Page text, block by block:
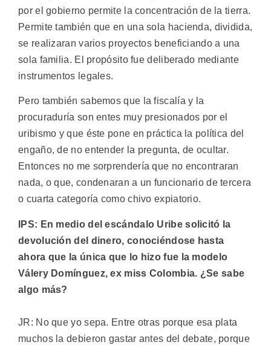
por el gobierno permite la concentración de la tierra.
Permite también que en una sola hacienda, dividida,
se realizaran varios proyectos beneficiando a una
sola familia. El propósito fue deliberado mediante
instrumentos legales.
Pero también sabemos que la fiscalía y la
procuraduría son entes muy presionados por el
uribismo y que éste pone en práctica la política del
engaño, de no entender la pregunta, de ocultar.
Entonces no me sorprendería que no encontraran
nada, o que, condenaran a un funcionario de tercera
o cuarta categoría como chivo expiatorio.
IPS: En medio del escándalo Uribe solicitó la
devolución del dinero, conociéndose hasta
ahora que la única que lo hizo fue la modelo
Válery Domínguez, ex miss Colombia. ¿Se sabe
algo más?
JR: No que yo sepa. Entre otras porque esa plata
muchos la debieron gastar antes del debate, porque